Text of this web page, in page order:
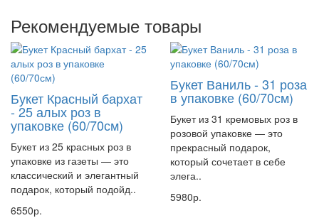
Рекомендуемые товары
Букет Красный бархат
- 25 алых роз в
упаковке (60/70см)
Букет из 25 красных роз в
упаковке из газеты — это
классический и элегантный
подарок, который подойд..
6550р.
Букет Ваниль - 31 роза
в упаковке (60/70см)
Букет из 31 кремовых роз в
розовой упаковке — это
прекрасный подарок,
который сочетает в себе
элега..
5980р.